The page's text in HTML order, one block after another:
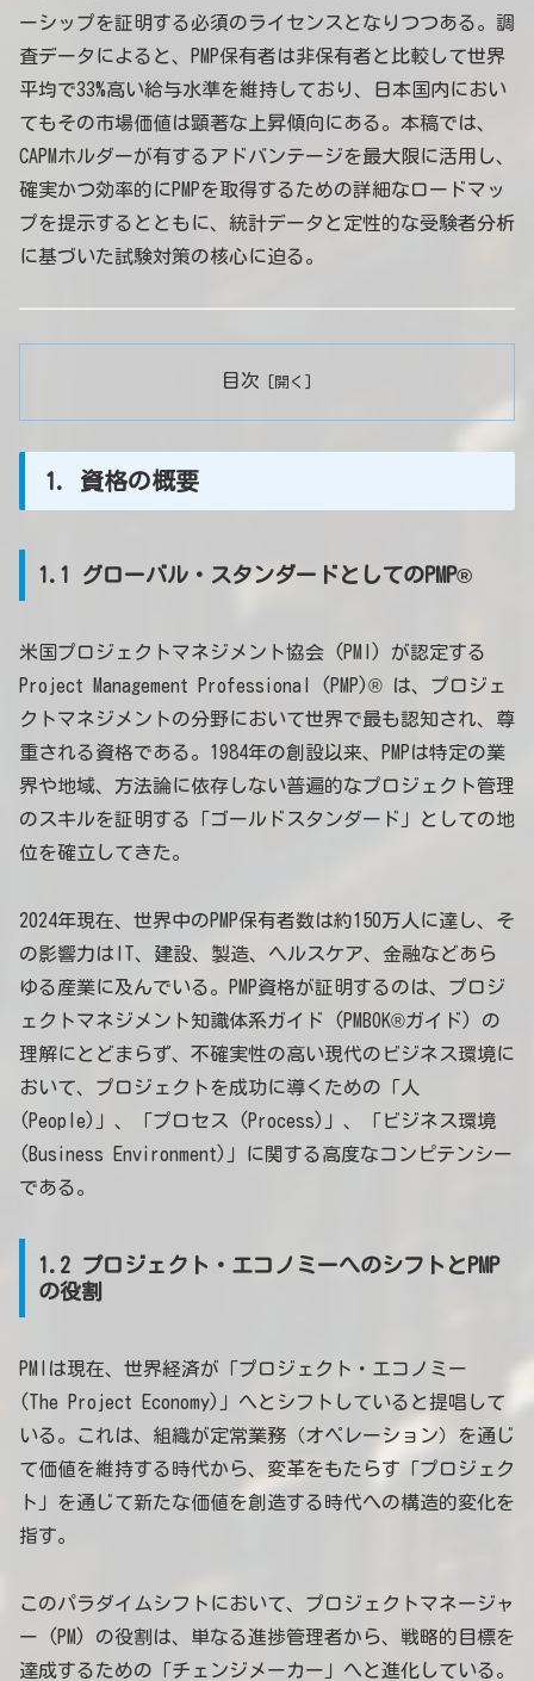
ーシップを証明する必須のライセンスとなりつつある。調
査データによると、PMP保有者は非保有者と比較して世界
平均で33%高い給与水準を維持しており、日本国内におい
てもその市場価値は顕著な上昇傾向にある。本稿では、
CAPMホルダーが有するアドバンテージを最大限に活用し、
確実かつ効率的にPMPを取得するための詳細なロードマッ
プを提示するとともに、統計データと定性的な受験者分析
に基づいた試験対策の核心に迫る。
目次
1. 資格の概要
1.1 グローバル・スタンダードとしてのPMP®
米国プロジェクトマネジメント協会 (PMI) が認定する
Project Management Professional (PMP)® は、プロジェ
クトマネジメントの分野において世界で最も認知され、尊
重される資格である。1984年の創設以来、PMPは特定の業
界や地域、方法論に依存しない普遍的なプロジェクト管理
のスキルを証明する「ゴールドスタンダード」としての地
位を確立してきた。
2024年現在、世界中のPMP保有者数は約150万人に達し、そ
の影響力はIT、建設、製造、ヘルスケア、金融などあら
ゆる産業に及んでいる。PMP資格が証明するのは、プロジ
ェクトマネジメント知識体系ガイド (PMBOK®ガイド) の
理解にとどまらず、不確実性の高い現代のビジネス環境に
おいて、プロジェクトを成功に導くための「人
(People)」、「プロセス (Process)」、「ビジネス環境
(Business Environment)」に関する高度なコンピテンシー
である。
1.2 プロジェクト・エコノミーへのシフトとPMP
の役割
PMIは現在、世界経済が「プロジェクト・エコノミー
(The Project Economy)」へとシフトしていると提唱して
いる。これは、組織が定常業務（オペレーション）を通じ
て価値を維持する時代から、変革をもたらす「プロジェク
ト」を通じて新たな価値を創造する時代への構造的変化を
指す。
このパラダイムシフトにおいて、プロジェクトマネージャ
ー (PM) の役割は、単なる進捗管理者から、戦略的目標を
達成するための「チェンジメーカー」へと進化している。